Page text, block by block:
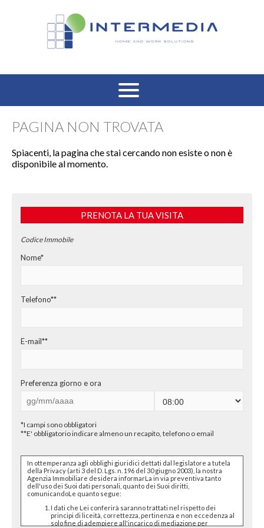
HOME
VENDITA RESIDENZIALE
VENDITA COMMERCIALE
AFFITTO COMMERCIALE
CONTATTI
PAGINA NON TROVATA
Spiacenti, la pagina che stai cercando non esiste o non è
disponibile al momento.
PRENOTA LA TUA VISITA
Codice Immobile
Nome*
Telefono**
E-mail**
Preferenza giorno e ora
*I campi sono obbligatori
**E' obbligatorio indicare almeno un recapito, telefono o email
In ottemperanza agli obblighi giuridici dettati dal legislatore a tutela
della Privacy (arti 3 del D. Lgs. n. 196 del 30 giugno 2003), la nostra
Agenzia Immobiliare desidera informarLa in via preventiva tanto
dell'uso dei Suoi dati personali, quanto dei Suoi diritti,
comunicandoLe quanto segue:
I dati che Lei conferirà saranno trattati nel rispetto dei
principi di liceità, correttezza, pertinenza e non eccedenza al
solo fine di adempiere all'incarico di mediazione per